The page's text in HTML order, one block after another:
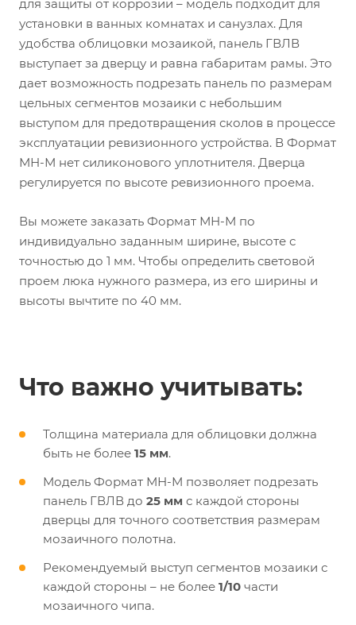
для защиты от коррозии – модель подходит для
установки в ванных комнатах и санузлах. Для
удобства облицовки мозаикой, панель ГВЛВ
выступает за дверцу и равна габаритам рамы. Это
дает возможность подрезать панель по размерам
цельных сегментов мозаики с небольшим
выступом для предотвращения сколов в процессе
эксплуатации ревизионного устройства. В Формат
МН-М нет силиконового уплотнителя. Дверца
регулируется по высоте ревизионного проема.
Вы можете заказать Формат МН-М по
индивидуально заданным ширине, высоте с
точностью до 1 мм. Чтобы определить световой
проем люка нужного размера, из его ширины и
высоты вычтите по 40 мм.
Что важно учитывать:
Толщина материала для облицовки должна
быть не более 15 мм.
Модель Формат МН-М позволяет подрезать
панель ГВЛВ до 25 мм с каждой стороны
дверцы для точного соответствия размерам
мозаичного полотна.
Рекомендуемый выступ сегментов мозаики с
каждой стороны – не более 1/10 части
мозаичного чипа.